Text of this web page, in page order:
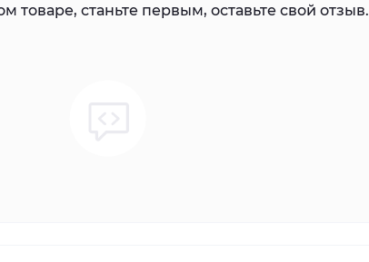
товаре, станьте первым, оставьте свой отзыв.